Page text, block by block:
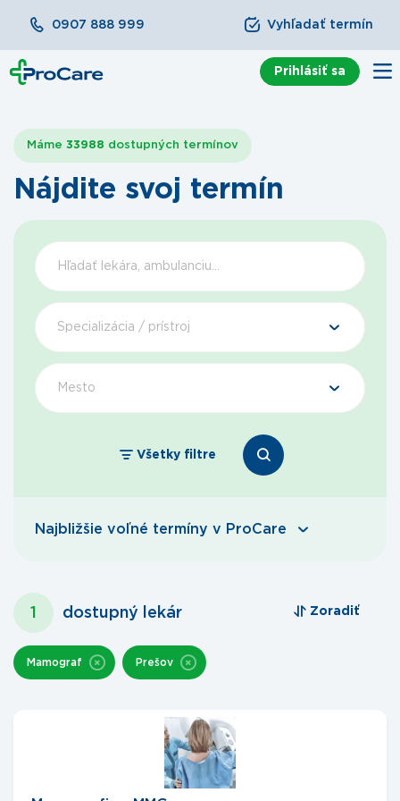
0907 888 999 Vyhľadať termín
Prihlásiť sa
Nájdite svoj termín
Máme 33988 dostupných termínov
Špecializácia / prístroj
Mesto
Všetky filtre
Najbližšie voľné termíny v ProCare
1 dostupný lekár Zoradiť
Mamograf Prešov